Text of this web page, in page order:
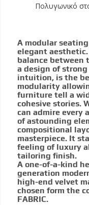
Πολυγωνικό
A modular
elegant
balance between
a design of
intuition, is the
modularity
furniture tell a
cohesive stories.
can admire every
of astounding
compositional
masterpiece. It
feeling of luxury
tailoring finish.
A one-of-a-kind
generation
high-end velvet
chosen form the
FABRIC.